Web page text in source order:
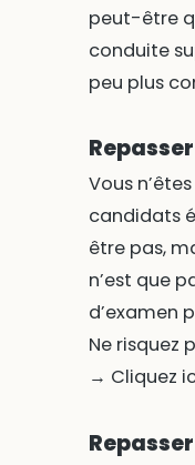
peut-être
conduite
peu plus
Vous
candidats
être pas,
n’est que
d’examen
Ne risquez
→ Cliquez